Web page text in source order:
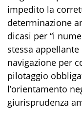
impedito la
determinazione
dicasi per “i
stessa
navigazione per
pilotaggio
l’orientamento
giurisprudenza